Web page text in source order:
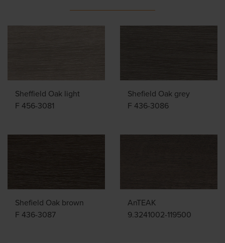
Sheffield Oak light
F 456-3081
Shefield Oak grey
F 436-3086
Shefield Oak brown
F 436-3087
AnTEAK
9.3241002-119500